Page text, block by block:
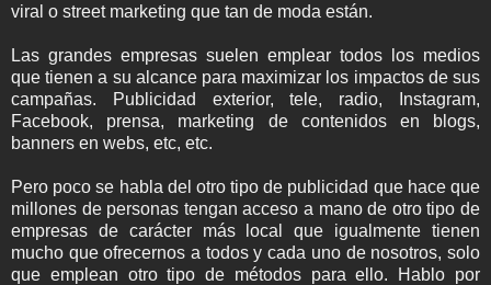
viral o street marketing que tan de moda están.
Las grandes empresas suelen emplear todos los medios
que tienen a su alcance para maximizar los impactos de sus
campañas. Publicidad exterior, tele, radio, Instagram,
Facebook, prensa, marketing de contenidos en blogs,
banners en webs, etc, etc.
Pero poco se habla del otro tipo de publicidad que hace que
millones de personas tengan acceso a mano de otro tipo de
empresas de carácter más local que igualmente tienen
mucho que ofrecernos a todos y cada uno de nosotros, solo
que emplean otro tipo de métodos para ello. Hablo por